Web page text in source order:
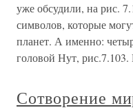
уже обсудили, на рис.
символов, которые
планет. А именно:
головой Нут,
Сотворение